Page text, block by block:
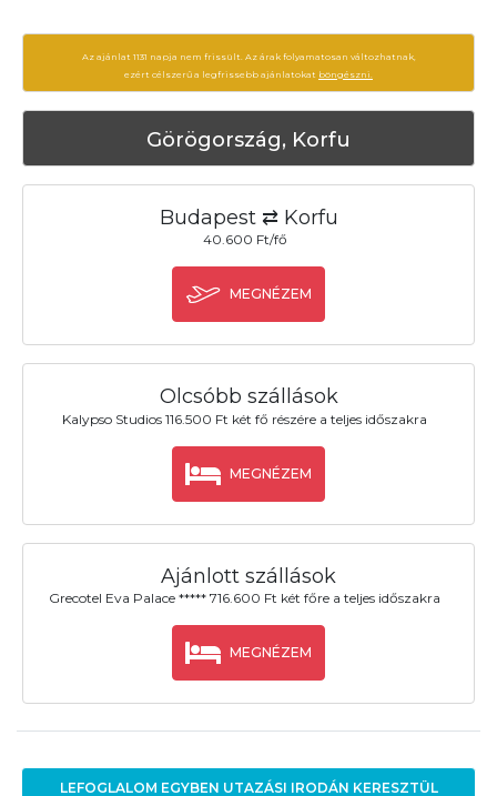
Az ajánlat 1131 napja nem frissült. Az árak folyamatosan változhatnak,
ezért célszerű a legfrissebb ajánlatokat böngészni.
Görögország, Korfu
Budapest ⇄ Korfu
40.600 Ft/fő
MEGNÉZEM
Olcsóbb szállások
Kalypso Studios 116.500 Ft két fő részére a teljes időszakra
MEGNÉZEM
Ajánlott szállások
Grecotel Eva Palace ***** 716.600 Ft két főre a teljes időszakra
MEGNÉZEM
LEFOGLALOM EGYBEN UTAZÁSI IRODÁN KERESZTÜL